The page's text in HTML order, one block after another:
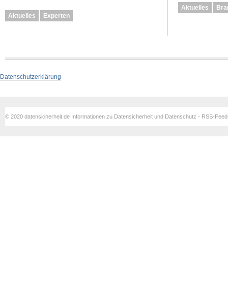
Aktuelles Experten
Aktuelles
Datenschutzerklärung
© 2020 datensicherheit.de Informationen zu Datensicherheit und Datenschutz - RSS-